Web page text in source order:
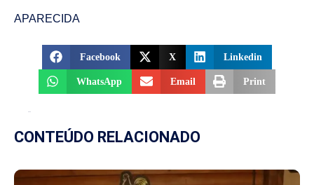
APARECIDA
Facebook X Linkedin
WhatsApp Email Print
CONTEÚDO RELACIONADO